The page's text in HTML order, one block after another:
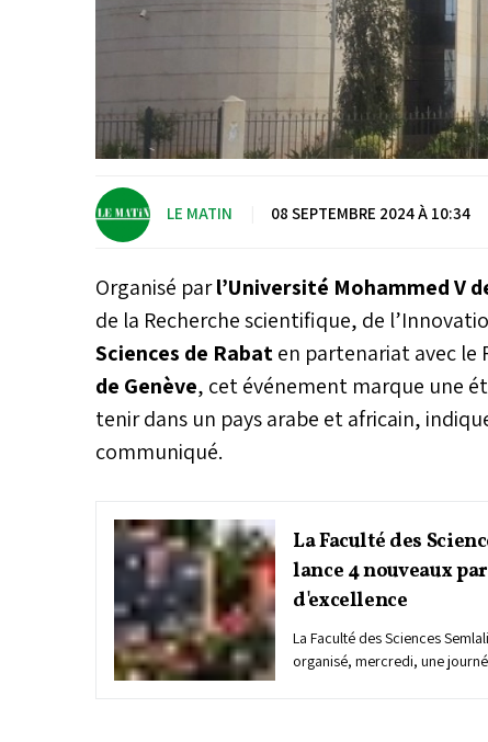
LE MATIN 08 SEPTEMBRE 2024 À 10:34
Organisé parl’Université Mohammed V
de la Recherche scientifique, de
Sciences de Rabaten partenariat avec le
de Genève, cet événement marque une
tenir dans un pays arabe et africain,
communiqué.
La Faculté des
lance 4 nouveaux
d'excellence
La Faculté des Sciences
organisé, mercredi, une